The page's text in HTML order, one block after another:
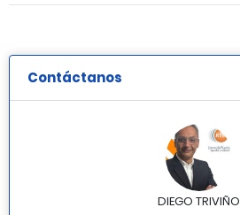
Contáctanos
DIEGO TRIVIÑO